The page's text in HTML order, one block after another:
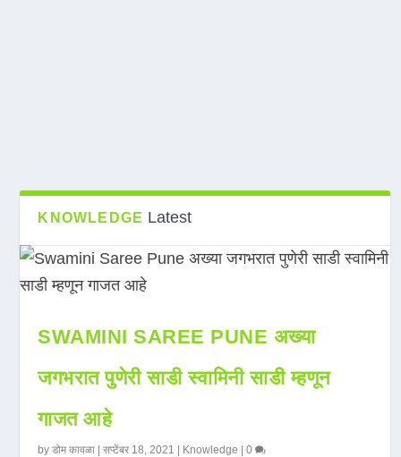
KNOWLEDGE Latest
SWAMINI SAREE PUNE अख्या
जगभरात पुणेरी साडी स्वामिनी साडी म्हणून
गाजत आहे
byडोम कावळा |सप्टेंबर 18, 2021 Knowledge |0